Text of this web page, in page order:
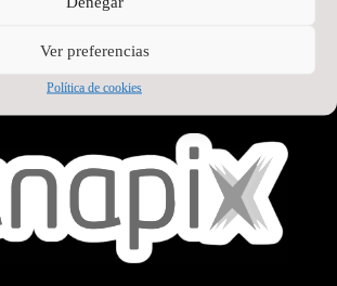
Ver preferencias
Política de cookies
PRINCIPAL